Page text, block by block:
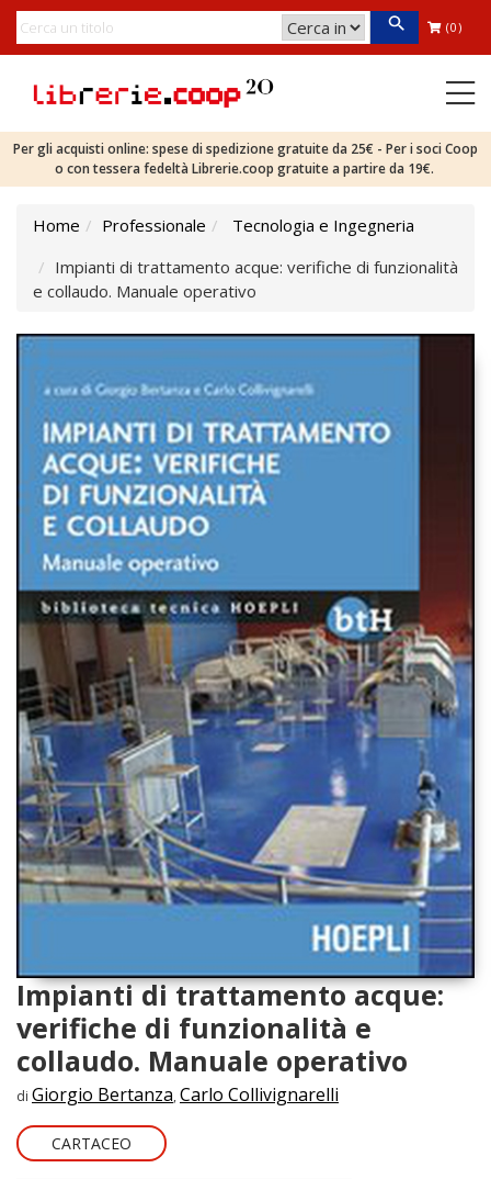
(0)
Per gli acquisti online: spese di spedizione gratuite da 25€ - Per i soci Coop
o con tessera fedeltà Librerie.coop gratuite a partire da 19€.
Home Professionale
Tecnologia e Ingegneria
Impianti di trattamento acque: verifiche di funzionalità
e collaudo. Manuale operativo
Impianti di trattamento acque:
verifiche di funzionalità e
collaudo. Manuale operativo
di Giorgio Bertanza, Carlo Collivignarelli
CARTACEO